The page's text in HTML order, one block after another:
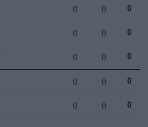
0 0 0
0 0 0
0 0 0
0 0 0
0 0 0